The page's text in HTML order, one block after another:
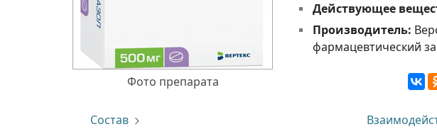
Фото препарата
Действующее
Производитель:
фармацевтический
Состав